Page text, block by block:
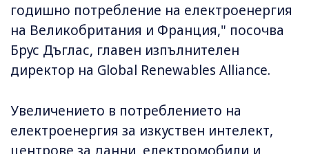
годишно потребление на електроенергия
на Великобритания и Франция," посочва
Брус Дъглас, главен изпълнителен
директор на Global Renewables Alliance.
Увеличението в потреблението на
електроенергия за изкуствен интелект,